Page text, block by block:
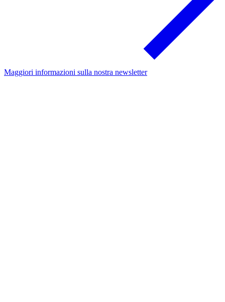
Maggiori informazioni sulla nostra newsletter